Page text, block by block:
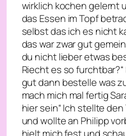
wirklich kochen gelernt
das Essen im Topf
selbst das ich es nicht
das war zwar gut
du nicht lieber etwas
Riecht es so furchtbar?“
gut dann bestelle was
mach mich mal fertig
hier sein“ Ich stellte
und wollte an Philipp
hielt mich fest und